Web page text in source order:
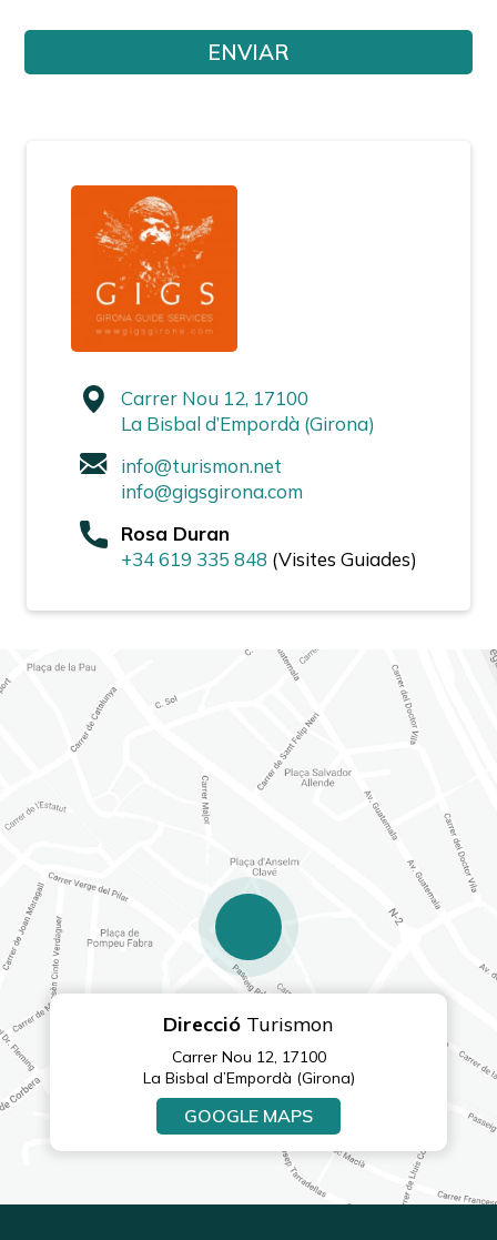
Carrer Nou 12, 17100
La Bisbal d’Empordà (Girona)
info@turismon.net
info@gigsgirona.com
Rosa Duran
+34 619 335 848 (Visites Guiades)
Direcció Turismon
Carrer Nou 12, 17100
La Bisbal d’Empordà (Girona)
GOOGLE MAPS